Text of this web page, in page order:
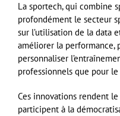
La sportech, qui combine
profondément le secteur
sur l’utilisation de la data
améliorer la performance,
personnaliser
professionnels que pour
Ces innovations rendent
participent à la